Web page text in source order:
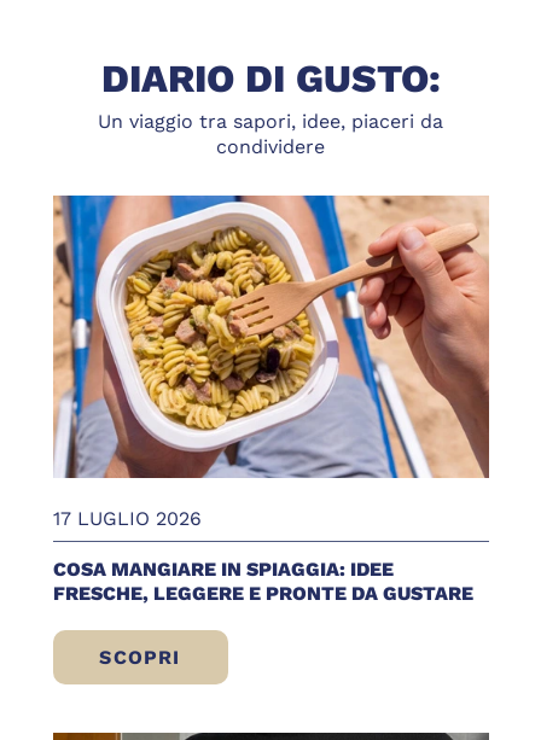
DIARIO DI GUSTO:
Un viaggio tra sapori, idee, piaceri da
condividere
17 LUGLIO 2026
COSA MANGIARE IN SPIAGGIA: IDEE
FRESCHE, LEGGERE E PRONTE DA GUSTARE
SCOPRI
COSA MANGIARE IN SPIAGGIA: IDEE